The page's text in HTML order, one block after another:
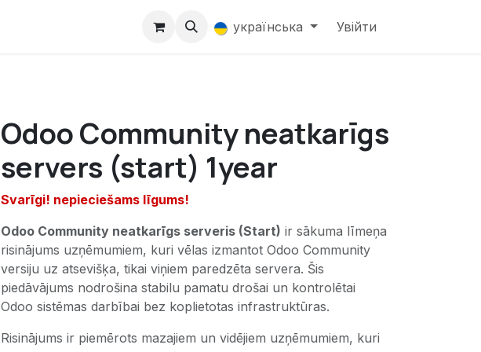
українська Увійти
Odoo Community neatkarīgs
servers (start) 1year
Svarīgi! nepieciešams līgums!
Odoo Community neatkarīgs serveris (Start) ir sākuma līmeņa
risinājums uzņēmumiem, kuri vēlas izmantot Odoo Community
versiju uz atsevišķa, tikai viņiem paredzēta servera. Šis
piedāvājums nodrošina stabilu pamatu drošai un kontrolētai
Odoo sistēmas darbībai bez koplietotas infrastruktūras.
Risinājums ir piemērots mazajiem un vidējiem uzņēmumiem, kuri